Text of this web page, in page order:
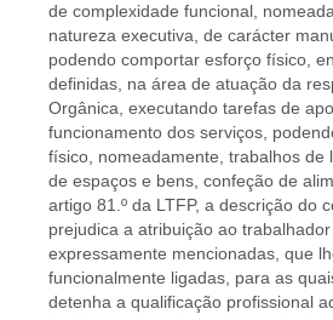
de complexidade funcional,
natureza executiva, de carácter
podendo comportar esforço físico,
definidas, na área de atuação da
Orgânica, executando tarefas de
funcionamento dos serviços,
físico, nomeadamente, trabalhos de
de espaços e bens, confeção de
artigo 81.º da LTFP, a descrição do
prejudica a atribuição ao
expressamente mencionadas, que
funcionalmente ligadas, para as
detenha a qualificação profissional